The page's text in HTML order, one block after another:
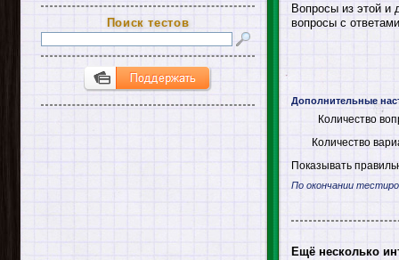
Вопросы из этой и
вопросы с
Дополнительные
Количество
Количество
Показывать
По окончании
Ещё несколько
Поиск тестов